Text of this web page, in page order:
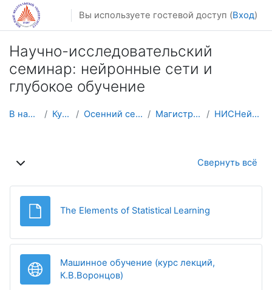
Перейти к основному содержанию
Вы используете гостевой доступ (Вход)
Научно-исследовательский
семинар: нейронные сети и
глубокое обучение
В начало Курсы Осенний семестр Магистратура НИСНейрСети
Свернуть всё
The Elements of Statistical Learning
Машинное обучение (курс лекций,
К.В.Воронцов)